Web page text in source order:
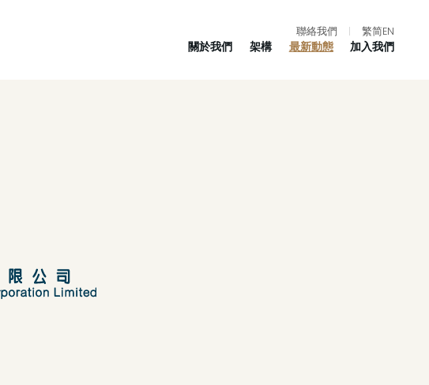
聯絡我們 | 繁简EN
關於我們 架構 最新動態 加入我們